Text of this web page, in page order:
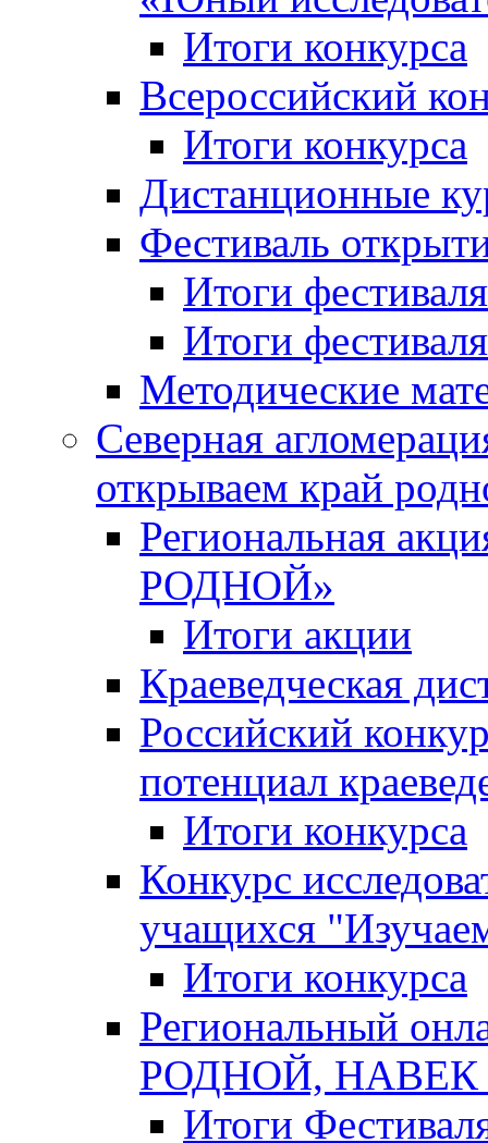
Итоги конкурса
Всероссийский
Итоги конкурса
Дистанционные
Фестиваль
Итоги
Итоги
Методические
Северная
открываем край
Региональная
РОДНОЙ»
Итоги акции
Краеведческая
Российский
потенциал
Итоги конкурса
Конкурс
учащихся
Итоги конкурса
Региональный
РОДНОЙ,
Итоги